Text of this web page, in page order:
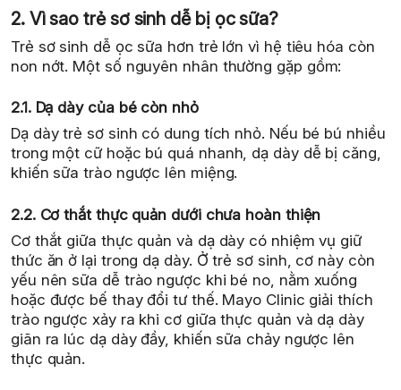
2. Vì sao trẻ sơ sinh dễ bị ọc sữa?
Trẻ sơ sinh dễ ọc sữa hơn trẻ lớn vì hệ tiêu hóa còn
non nớt. Một số nguyên nhân thường gặp gồm:
2.1. Dạ dày của bé còn nhỏ
Dạ dày trẻ sơ sinh có dung tích nhỏ. Nếu bé bú nhiều
trong một cữ hoặc bú quá nhanh, dạ dày dễ bị căng,
khiến sữa trào ngược lên miệng.
2.2. Cơ thắt thực quản dưới chưa hoàn thiện
Cơ thắt giữa thực quản và dạ dày có nhiệm vụ giữ
thức ăn ở lại trong dạ dày. Ở trẻ sơ sinh, cơ này còn
yếu nên sữa dễ trào ngược khi bé no, nằm xuống
hoặc được bế thay đổi tư thế. Mayo Clinic giải thích
trào ngược xảy ra khi cơ giữa thực quản và dạ dày
giãn ra lúc dạ dày đầy, khiến sữa chảy ngược lên
thực quản.